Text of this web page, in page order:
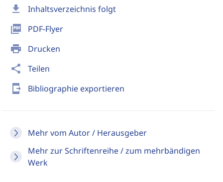
download Inhaltsverzeichnis folgt
picture_as_pdf PDF-Flyer
print Drucken
share Teilen
send_to_mobile Bibliographie exportieren
Mehr vom Autor / Herausgeber
Mehr zur Schriftenreihe / zum mehrbändigen
Werk